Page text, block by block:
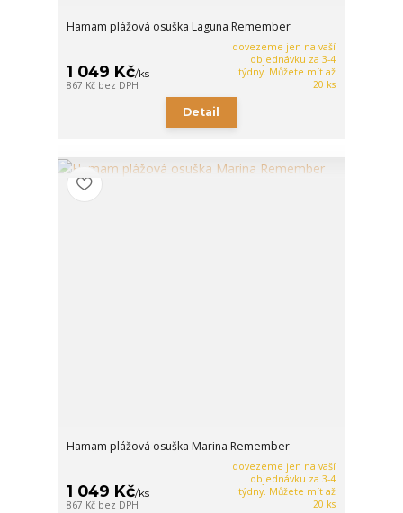
Hamam plážová osuška Laguna Remember
1 049 Kč/ks
867 Kč bez DPH
dovezeme jen na vaší
objednávku za 3-4
týdny. Můžete mít až
20 ks
Detail
Hamam plážová osuška Marina Remember
1 049 Kč/ks
867 Kč bez DPH
dovezeme jen na vaší
objednávku za 3-4
týdny. Můžete mít až
20 ks